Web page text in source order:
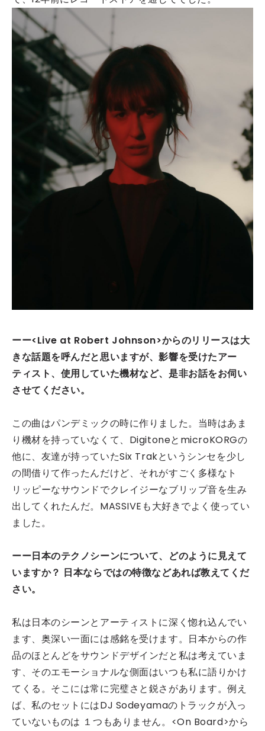
ーー<Live at Robert Johnson>からのリリースは大
きな話題を呼んだと思いますが、影響を受けたアー
ティスト、使用していた機材など、是非お話をお伺い
させてください。
この曲はパンデミックの時に作りました。当時はあま
り機材を持っていなくて、DigitoneとmicroKORGの
他に、友達が持っていたSix Trakというシンセを少し
の間借りて作ったんだけど、それがすごく多様なト
リッピーなサウンドでクレイジーなブリップ音を生み
出してくれたんだ。MASSIVEも大好きでよく使ってい
ました。
ーー日本のテクノシーンについて、どのように見えて
いますか？ 日本ならではの特徴などあれば教えてくだ
さい。
私は日本のシーンとアーティストに深く惚れ込んでい
ます、奥深い一面には感銘を受けます。日本からの作
品のほとんどをサウンドデザインだと私は考えていま
す、そのエモーショナルな側面はいつも私に語りかけ
てくる。そこには常に完璧さと鋭さがあります。例え
ば、私のセットにはDJ Sodeyamaのトラックが入っ
ていないものは １つもありません。<On Board>から